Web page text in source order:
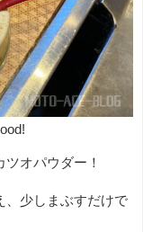
オパウダー！
、少しまぶすだけで